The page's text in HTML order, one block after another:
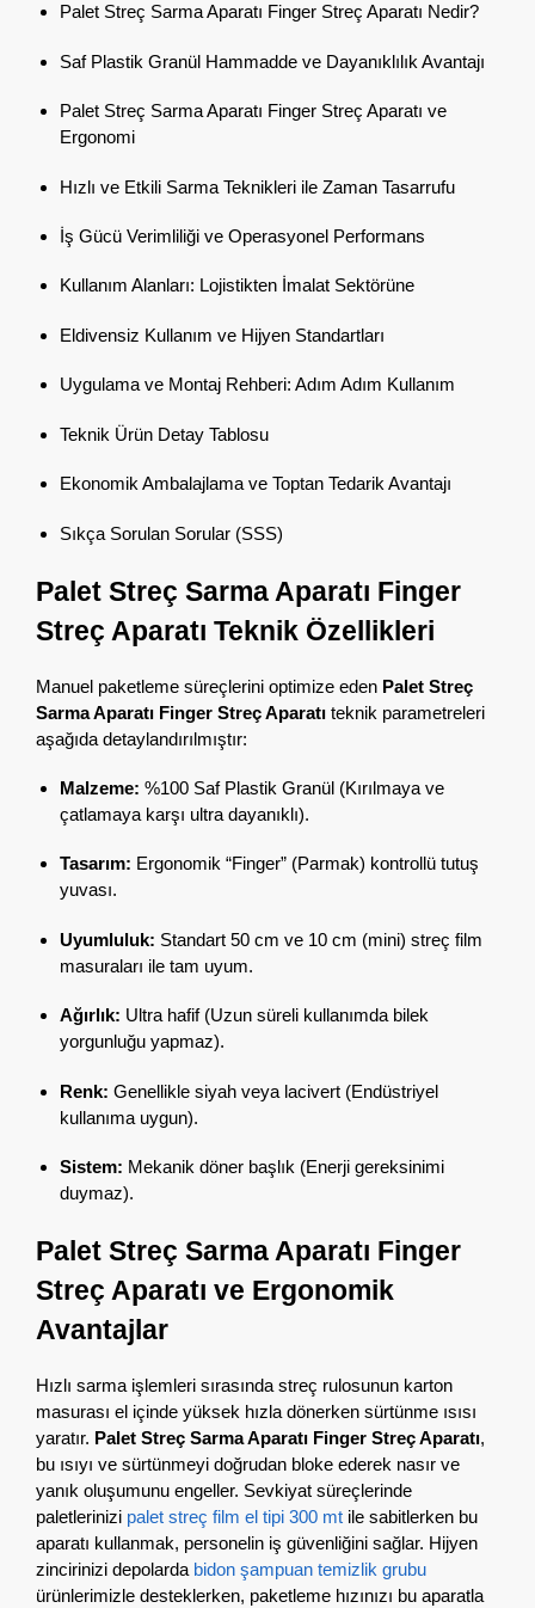
Palet Streç Sarma Aparatı Finger Streç Aparatı Nedir?
Saf Plastik Granül Hammadde ve Dayanıklılık Avantajı
Palet Streç Sarma Aparatı Finger Streç Aparatı ve
Ergonomi
Hızlı ve Etkili Sarma Teknikleri ile Zaman Tasarrufu
İş Gücü Verimliliği ve Operasyonel Performans
Kullanım Alanları: Lojistikten İmalat Sektörüne
Eldivensiz Kullanım ve Hijyen Standartları
Uygulama ve Montaj Rehberi: Adım Adım Kullanım
Teknik Ürün Detay Tablosu
Ekonomik Ambalajlama ve Toptan Tedarik Avantajı
Sıkça Sorulan Sorular (SSS)
Palet Streç Sarma Aparatı Finger
Streç Aparatı Teknik Özellikleri
Manuel paketleme süreçlerini optimize eden Palet Streç
Sarma Aparatı Finger Streç Aparatı teknik parametreleri
aşağıda detaylandırılmıştır:
Malzeme: %100 Saf Plastik Granül (Kırılmaya ve
çatlamaya karşı ultra dayanıklı).
Tasarım: Ergonomik “Finger” (Parmak) kontrollü tutuş
yuvası.
Uyumluluk: Standart 50 cm ve 10 cm (mini) streç film
masuraları ile tam uyum.
Ağırlık: Ultra hafif (Uzun süreli kullanımda bilek
yorgunluğu yapmaz).
Renk: Genellikle siyah veya lacivert (Endüstriyel
kullanıma uygun).
Sistem: Mekanik döner başlık (Enerji gereksinimi
duymaz).
Palet Streç Sarma Aparatı Finger
Streç Aparatı ve Ergonomik
Avantajlar
Hızlı sarma işlemleri sırasında streç rulosunun karton
masurası el içinde yüksek hızla dönerken sürtünme ısısı
yaratır. Palet Streç Sarma Aparatı Finger Streç Aparatı,
bu ısıyı ve sürtünmeyi doğrudan bloke ederek nasır ve
yanık oluşumunu engeller. Sevkiyat süreçlerinde
paletlerinizi palet streç film el tipi 300 mt ile sabitlerken bu
aparatı kullanmak, personelin iş güvenliğini sağlar. Hijyen
zincirinizi depolarda bidon şampuan temizlik grubu
ürünlerimizle desteklerken, paketleme hızınızı bu aparatla